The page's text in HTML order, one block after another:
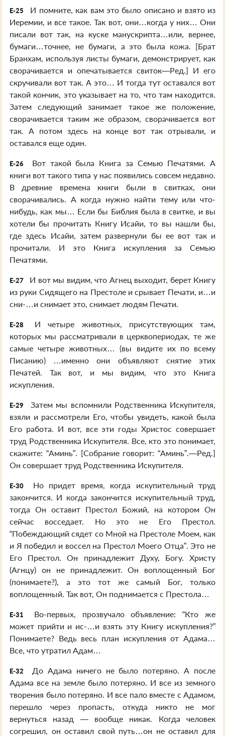
E-25
И помните, как вам это было описано и взято из
Иеремии, и все такое. Так вот, они…когда у них… Они
писали вот так, на куске манускрипта…или, вернее,
бумаги…точнее, не бумаги, а это была кожа. [Брат
Бранхам, используя листы бумаги, демонстрирует, как
сворачивается и опечатывается свиток—Ред.] И его
скручивали вот так. А это… И тогда тут оставался вот
такой кончик, это указывает на то, что там находится.
Затем следующий занимает такое же положение,
сворачивается таким же образом, сворачивается вот
так. А потом здесь на конце вот так отрывали, и
оставался еще один.
E-26
Вот такой была Книга за Семью Печатями. А
книги вот такого типа у нас появились совсем недавно.
В древние времена книги были в свитках, они
сворачивались. А когда нужно найти тему или что-
нибудь, как мы… Если бы Библия была в свитке, и вы
хотели бы прочитать Книгу Исайи, то вы нашли бы,
где здесь Исайи, затем развернули бы ее вот так и
прочитали. И это Книга искупления за Семью
Печатями.
E-27
И вот мы видим, что Агнец выходит, берет Книгу
из руки Сидящего на Престоле и срывает Печати, и…и
сни-…и снимает это, снимает людям Печати.
E-28
И четыре животных, присутствующих там,
которых мы рассматривали в церквопериодах, те же
самые четыре животных… (вы видите их по всему
Писанию) …именно они объявляют снятие этих
Печатей. Так вот, и мы видим, что это Книга
искупления.
E-29
Затем мы вспомнили Родственника Искупителя,
взяли и рассмотрели Его, чтобы увидеть, какой была
Его работа. И вот, все эти годы Христос совершает
труд Родственника Искупителя. Все, кто это понимает,
скажите: “Аминь”. [Собрание говорит: “Аминь”.—Ред.]
Он совершает труд Родственника Искупителя.
E-30
Но придет время, когда искупительный труд
закончится. И когда закончится искупительный труд,
тогда Он оставит Престол Божий, на котором Он
сейчас восседает. Но это не Его Престол.
“Побеждающий сядет со Мной на Престоле Моем, как
и Я победил и воссел на Престол Моего Отца”. Это не
Его Престол. Он принадлежит Духу, Богу. Христу
(Агнцу) он не принадлежит. Он воплощенный Бог
(понимаете?), а это тот же самый Бог, только
воплощенный. Так вот, Он поднимается с Престола…
E-31
Во-первых, прозвучало объявление: “Кто же
может прийти и ис-…и взять эту Книгу искупления?”
Понимаете? Ведь весь план искупления от Адама…
Все, что утратил Адам…
E-32
До Адама ничего не было потеряно. А после
Адама все на земле было потеряно. И все из земного
творения было потеряно. И все пало вместе с Адамом,
перешло через пропасть, откуда никто не мог
вернуться назад — вообще никак. Когда человек
согрешил, он оставил свой путь…он не оставил для